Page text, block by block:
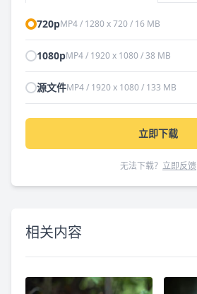
720pMP4 / 1280 x 720 / 16 MB
1080pMP4 / 1920 x 1080 / 38 MB
源文件MP4 / 1920 x 1080 / 133 MB
立即下载
无法下载？ 立即反馈
相关内容